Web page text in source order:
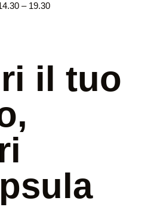
– 19.30
il tuo